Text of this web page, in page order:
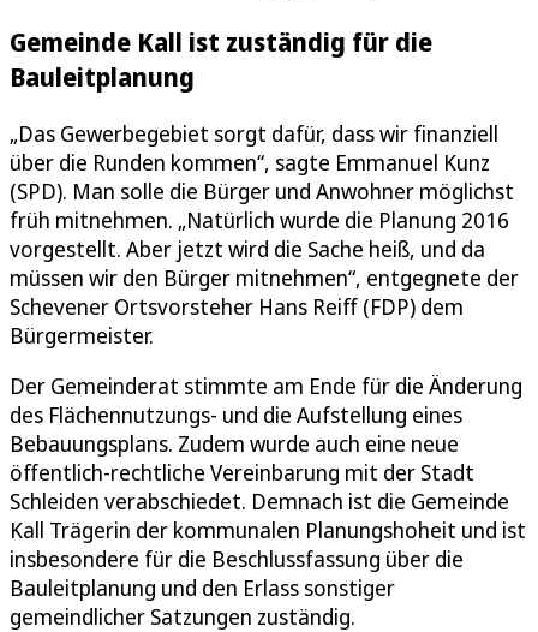
Gemeinde Kall ist zuständig für die
Bauleitplanung
„Das Gewerbegebiet sorgt dafür, dass wir finanziell
über die Runden kommen“, sagte Emmanuel Kunz
(SPD). Man solle die Bürger und Anwohner möglichst
früh mitnehmen. „Natürlich wurde die Planung 2016
vorgestellt. Aber jetzt wird die Sache heiß, und da
müssen wir den Bürger mitnehmen“, entgegnete der
Schevener Ortsvorsteher Hans Reiff (FDP) dem
Bürgermeister.
Der Gemeinderat stimmte am Ende für die Änderung
des Flächennutzungs- und die Aufstellung eines
Bebauungsplans. Zudem wurde auch eine neue
öffentlich-rechtliche Vereinbarung mit der Stadt
Schleiden verabschiedet. Demnach ist die Gemeinde
Kall Trägerin der kommunalen Planungshoheit und ist
insbesondere für die Beschlussfassung über die
Bauleitplanung und den Erlass sonstiger
gemeindlicher Satzungen zuständig.